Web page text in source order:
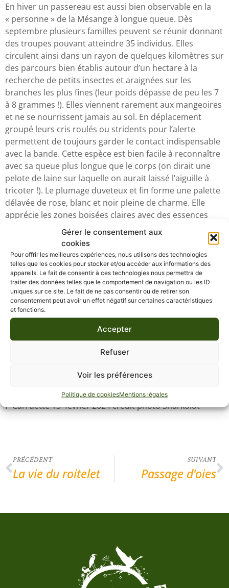
Gérer le consentement aux
cookies
Pour offrir les meilleures expériences, nous utilisons des technologies
telles que les cookies pour stocker et/ou accéder aux informations des
appareils. Le fait de consentir à ces technologies nous permettra de
traiter des données telles que le comportement de navigation ou les ID
uniques sur ce site. Le fait de ne pas consentir ou de retirer son
consentement peut avoir un effet négatif sur certaines caractéristiques
et fonctions.
Accepter
Refuser
Voir les préférences
Politique de cookiesMentions légales
En hiver un passereau est aussi bien observable en la
« personne » de la Mésange à longue queue. Dès
septembre plusieurs familles peuvent se réunir donnant
des troupes pouvant atteindre 35 individus. Elles
circulent ainsi dans un rayon de quelques kilomètres sur
des parcours bien établis autour d’un hectare à la
recherche de petits insectes et araignées sur les
branches les plus fines (leur poids dépasse de peu les 7
à 8 grammes !). Elles viennent rarement aux mangeoires
et ne se nourrissent jamais au sol. En déplacement
groupé leurs cris roulés ou stridents pour l’alerte
permettent de toujours garder le contact indispensable
avec la bande. Cette espèce est bien facile à reconnaître
avec sa queue plus longue que le corps (on dirait une
pelote de laine sur laquelle on aurait laissé l’aiguille à
tricoter !). Le plumage duveteux et fin forme une palette
délavée de rose, blanc et noir pleine de charme. Elle
apprécie les zones boisées claires avec des essences
épineuses comme les aubépines et prunelliers. Elle peut
y faire son nid en boule chef d’œuvre de mousse et de
lichens et y dormir en groupes serrés pour se
réchauffer. Elle est particulièrement bienvenue dans les
jardins où elle se nourrit sur les arbres fruitiers des
larves et œufs des papillons nocturnes comme les
noctuelles.
Récemment elle vient de reprendre dans la classification
scientifique son nom de Orite à longue queue,,
puisqu’elle n’est pas considérée comme une vraie
mésange (une Paridé) qui niche dans normalement
mais des mouvements migratoires de faible ampleur
P Carruette 13 février 2024 crédit photo Sharkolot
PRÉCÉDENT
La vie du roitelet
SUIVANT
Passage d’oies